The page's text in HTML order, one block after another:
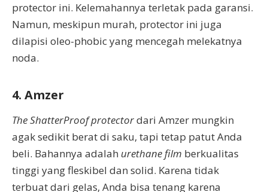
protector ini. Kelemahannya terletak pada garansi.
Namun, meskipun murah, protector ini juga
dilapisi oleo-phobic yang mencegah melekatnya
noda.
4. Amzer
The ShatterProof protectordari Amzer mungkin
agak sedikit berat di saku, tapi tetap patut Anda
beli. Bahannya adalah urethane film berkualitas
tinggi yang fleskibel dan solid. Karena tidak
terbuat dari gelas, Anda bisa tenang karena